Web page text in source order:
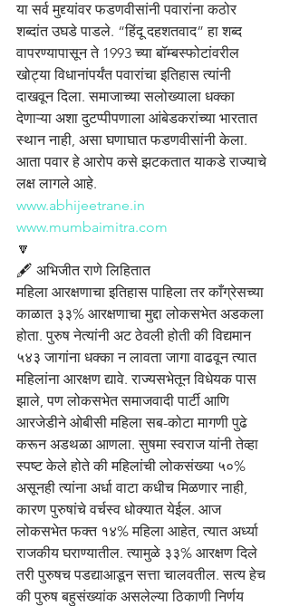
या सर्व मुद्द्यांवर फडणवीसांनी पवारांना कठोर
शब्दांत उघडे पाडले. “हिंदू दहशतवाद” हा शब्द
वापरण्यापासून ते 1993 च्या बॉम्बस्फोटांवरील
खोट्या विधानांपर्यंत पवारांचा इतिहास त्यांनी
दाखवून दिला. समाजाच्या सलोख्याला धक्का
देणाऱ्या अशा दुटप्पीपणाला आंबेडकरांच्या भारतात
स्थान नाही, असा घणाघात फडणवीसांनी केला.
आता पवार हे आरोप कसे झटकतात याकडे राज्याचे
लक्ष लागले आहे.
www.abhijeetrane.in
www.mumbaimitra.com
🔽
🖋️ अभिजीत राणे लिहितात
महिला आरक्षणाचा इतिहास पाहिला तर काँग्रेसच्या
काळात ३३% आरक्षणाचा मुद्दा लोकसभेत अडकला
होता. पुरुष नेत्यांनी अट ठेवली होती की विद्यमान
५४३ जागांना धक्का न लावता जागा वाढवून त्यात
महिलांना आरक्षण द्यावे. राज्यसभेतून विधेयक पास
झाले, पण लोकसभेत समाजवादी पार्टी आणि
आरजेडीने ओबीसी महिला सब-कोटा मागणी पुढे
करून अडथळा आणला. सुषमा स्वराज यांनी तेव्हा
स्पष्ट केले होते की महिलांची लोकसंख्या ५०%
असूनही त्यांना अर्धा वाटा कधीच मिळणार नाही,
कारण पुरुषांचे वर्चस्व धोक्यात येईल. आज
लोकसभेत फक्त १४% महिला आहेत, त्यात अर्ध्या
राजकीय घराण्यातील. त्यामुळे ३३% आरक्षण दिले
तरी पुरुषच पडद्याआडून सत्ता चालवतील. सत्य हेच
की पुरुष बहुसंख्यांक असलेल्या ठिकाणी निर्णय